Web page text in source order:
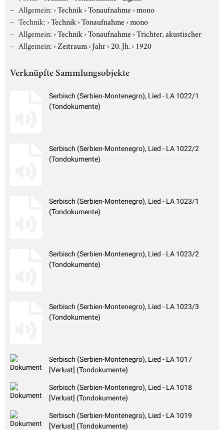
Allgemein:›Technik›Tonaufnahme›mono
Technik:›Technik›Tonaufnahme›mono
Allgemein:›Technik›Tonaufnahme›Trichter, akustischer
Allgemein:›Zeitraum›Jahr›20. Jh.› 1920
Verknüpfte Sammlungsobjekte
Serbisch (Serbien-Montenegro), Lied - LA 1022/1
(Tondokumente)
Serbisch (Serbien-Montenegro), Lied - LA 1022/2
(Tondokumente)
Serbisch (Serbien-Montenegro), Lied - LA 1023/1
(Tondokumente)
Serbisch (Serbien-Montenegro), Lied - LA 1023/2
(Tondokumente)
Serbisch (Serbien-Montenegro), Lied - LA 1023/3
(Tondokumente)
Serbisch (Serbien-Montenegro), Lied - LA 1017
[Verlust] (Tondokumente)
Serbisch (Serbien-Montenegro), Lied - LA 1018
[Verlust] (Tondokumente)
Serbisch (Serbien-Montenegro), Lied - LA 1019
[Verlust] (Tondokumente)